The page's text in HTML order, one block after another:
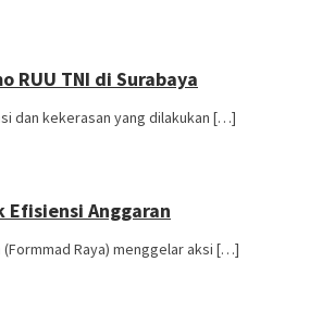
RUU TNI di Surabaya
dan kekerasan yang dilakukan […]
Efisiensi Anggaran
(Formmad Raya) menggelar aksi […]